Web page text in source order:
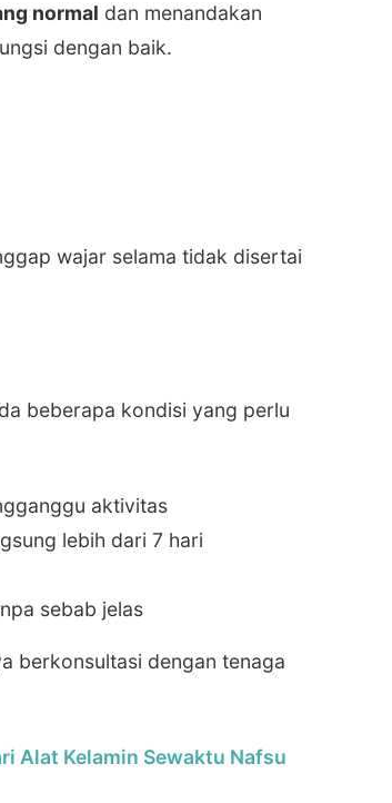
normal dan menandakan
dengan baik.
wajar selama tidak disertai
beberapa kondisi yang perlu
aktivitas
lebih dari 7 hari
sebab jelas
berkonsultasi dengan tenaga
Alat Kelamin Sewaktu Nafsu